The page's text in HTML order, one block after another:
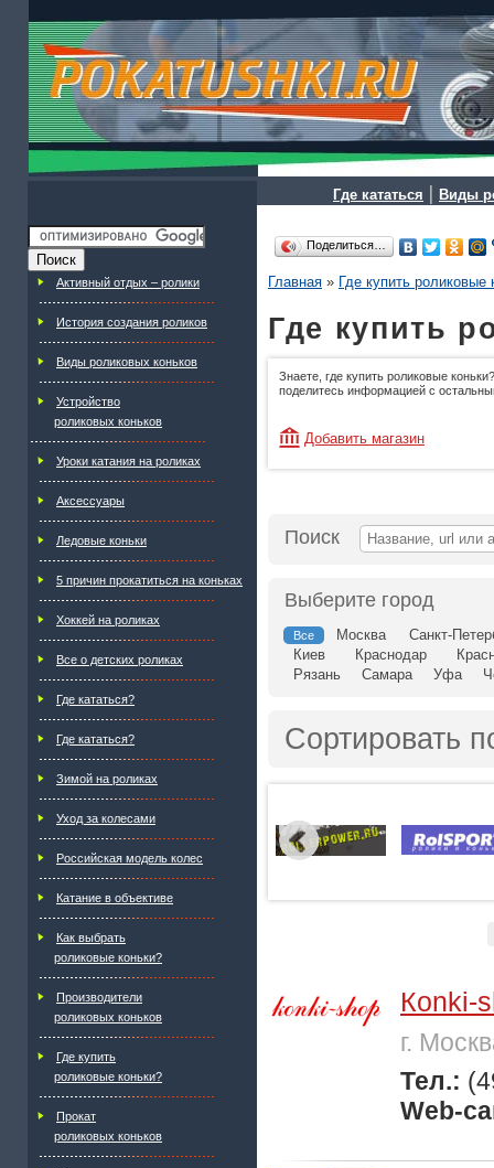
Где кататься | Виды
Активный отдых – ролики
История создания роликов
Виды роликовых коньков
Устройство
роликовых коньков
Уроки катания на роликах
Аксессуары
Ледовые коньки
5 причин прокатиться на коньках
Хоккей на роликах
Все о детских роликах
Где кататься?
Где кататься?
Зимой на роликах
Уход за колесами
Российская модель колес
Катание в объективе
Как выбрать
роликовые коньки?
Производители
роликовых коньков
Где купить
роликовые коньки?
Прокат
роликовых коньков
Поделиться…
Главная » Где купить роликовые
Где купить
Знаете, где купить роликовые
поделитесь информацией с
Добавить магазин
Поиск
Выберите город
Все Москва
Санкт-
Киев
Краснодар
Рязань
Самара Уфа
Сортировать
Кonki-
г.
Тел.:
Web-